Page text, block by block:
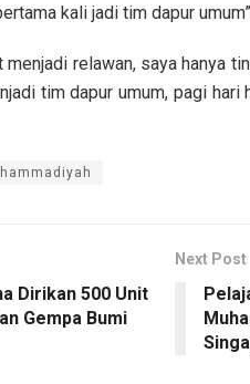
kali jadi tim dapur
relawan, saya hanya
tim dapur umum, pagi hari
Dirikan 500 Unit
Gempa Bumi
Next Post